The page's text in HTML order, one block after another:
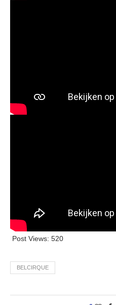
Post Views: 520
BELCIRQUE